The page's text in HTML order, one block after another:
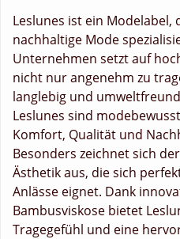
Leslunes ist ein Modelabel,
nachhaltige Mode
Unternehmen setzt auf
nicht nur angenehm zu
langlebig und
Leslunes sind
Komfort, Qualität und
Besonders zeichnet sich
Ästhetik aus, die sich
Anlässe eignet. Dank
Bambusviskose bietet
Tragegefühl und eine